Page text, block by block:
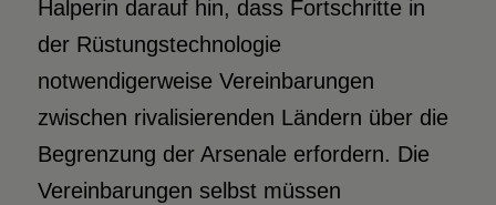
Halperin darauf hin, dass Fortschritte in
der Rüstungstechnologie
notwendigerweise Vereinbarungen
zwischen rivalisierenden Ländern über die
Begrenzung der Arsenale erfordern. Die
Vereinbarungen selbst müssen